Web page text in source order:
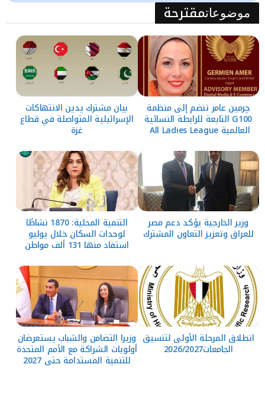
موضوعاتمقترحة
چرمين عامر تنضم إلى منظمة
G100 التابعة للرابطة النسائية
العالمية All Ladies League
بيان مشترك يدين الانتهاكات
الإسرائيلية المتواصلة في قطاع
غزة
وزير الخارجية يؤكد دعم مصر
للعراق وتعزيز التعاون المشترك
التنمية المحلية: 1870 نشاطًا
لوحدات السكان خلال يوليو
استفاد منها 131 ألف مواطن
انطلاق المرحلة الأولى لتنسيق
الجامعات2026/2027
وزيرا التضامن والشباب يستعرضان
أولويات الشراكة مع الأمم المتحدة
للتنمية المستدامة حتى 2027